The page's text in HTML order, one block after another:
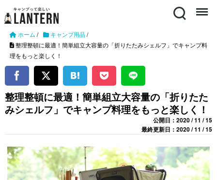
Search Menu
ホーム / キャンプ用品/
整理整頓に最適！簡単組立大容量の「折りたたみシェルフ」でキャンプ料
理をもっと楽しく！
整理整頓に最適！簡単組立大容量の「折りたた
みシェルフ」でキャンプ料理をもっと楽しく！
公開日：2020 / 11 / 15
最終更新日：2020 / 11 / 15